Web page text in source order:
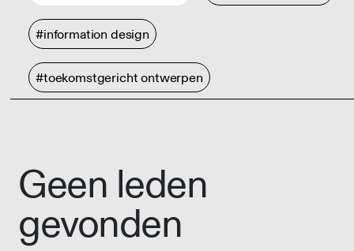
#information design
#toekomstgericht ontwerpen
Geen leden
gevonden